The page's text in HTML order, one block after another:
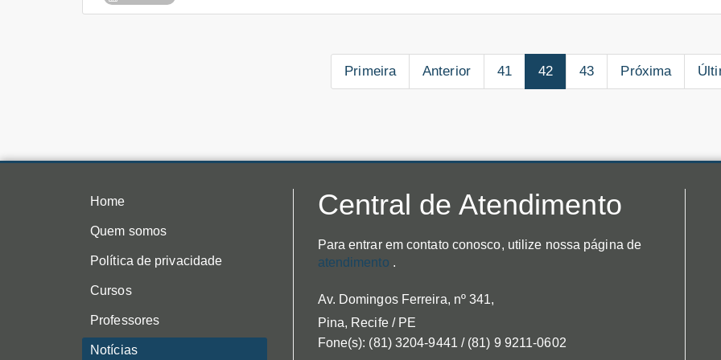
Primeira Anterior 41 42 43 Próxima
Home
Quem somos
Política de privacidade
Cursos
Professores
Notícias
Central de Atendimento
Para entrar em contato conosco, utilize nossa página de
atendimento .
Av. Domingos Ferreira, nº 341,
Pina, Recife / PE
Fone(s): (81) 3204-9441 / (81) 9 9211-0602